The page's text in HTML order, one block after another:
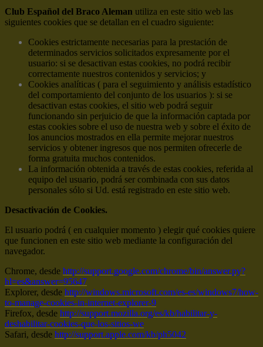
Club Español del Braco Aleman utiliza en este sitio web las
siguientes cookies que se detallan en el cuadro siguiente:
Cookies estrictamente necesarias para la prestación de
determinados servicios solicitados expresamente por el
usuario: si se desactivan estas cookies, no podrá recibir
correctamente nuestros contenidos y servicios; y
Cookies analíticas ( para el seguimiento y análisis estadístico
del comportamiento del conjunto de los usuarios ): si se
desactivan estas cookies, el sitio web podrá seguir
funcionando sin perjuicio de que la información captada por
estas cookies sobre el uso de nuestra web y sobre el éxito de
los anuncios mostrados en ella permite mejorar nuestros
servicios y obtener ingresos que nos permiten ofrecerle de
forma gratuita muchos contenidos.
La información obtenida a través de estas cookies, referida al
equipo del usuario, podrá ser combinada con sus datos
personales sólo si Ud. está registrado en este sitio web.
Desactivación de Cookies.
El usuario podrá ( en cualquier momento ) elegir qué cookies quiere
que funcionen en este sitio web mediante la configuración del
navegador.
Chrome, desde http://support.google.com/chrome/bin/answer.py?
hl=es&answer=95647
Explorer, desde http://windows.microsoft.com/es-es/windows7/how-
to-manage-cookies-in-internet-explorer-9
Firefox, desde http://support.mozilla.org/es/kb/habilitar-y-
deshabilitar-cookies-que-los-sitios-we
Safari, desde http://support.apple.com/kb/ph5042